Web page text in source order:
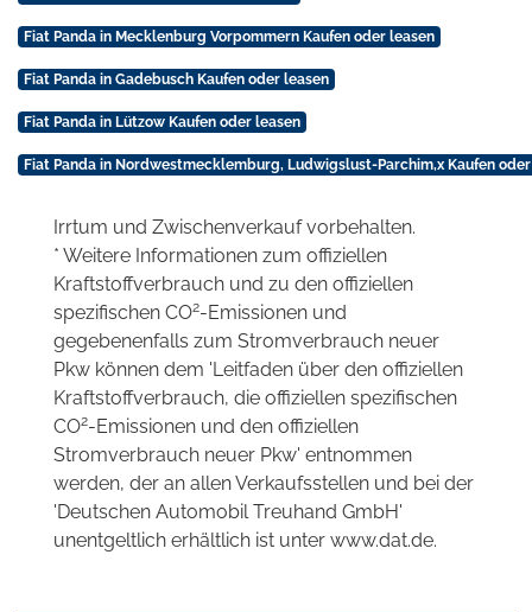
Fiat Panda in Mecklenburg Vorpommern Kaufen oder leasen
Fiat Panda in Gadebusch Kaufen oder leasen
Fiat Panda in Lützow Kaufen oder leasen
Fiat Panda in Nordwestmecklemburg, Ludwigslust-Parchim,x Kaufen
Irrtum und Zwischenverkauf vorbehalten.
* Weitere Informationen zum offiziellen
Kraftstoffverbrauch und zu den offiziellen
spezifischen CO2-Emissionen und
gegebenenfalls zum Stromverbrauch neuer
Pkw können dem 'Leitfaden über den offiziellen
Kraftstoffverbrauch, die offiziellen spezifischen
CO2-Emissionen und den offiziellen
Stromverbrauch neuer Pkw' entnommen
werden, der an allen Verkaufsstellen und bei der
'Deutschen Automobil Treuhand GmbH'
unentgeltlich erhältlich ist unter www.dat.de.